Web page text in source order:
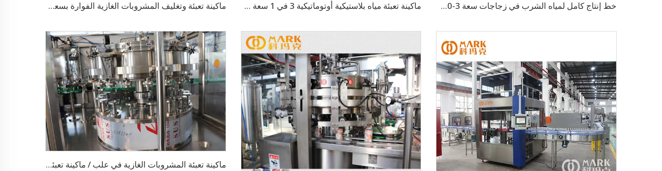
خط إنتاج كامل لمياه الشرب في زجاجات سعة 3-10 لتر بسعة 2,000 زجاجة/ساعة ماكينة تعبئة مياه بلاستيكية أوتوماتيكية 3 في 1 سعة 600 زجاجة في الساعة سعة 5 لتر ماكينة تعبئة وتغليف المشروبات الغازية الفوارة بسعة 10000 زجاجة في الساعة
ماكينة تعبئة المشروبات الغازية في علب / ماكينة تعبئة علب